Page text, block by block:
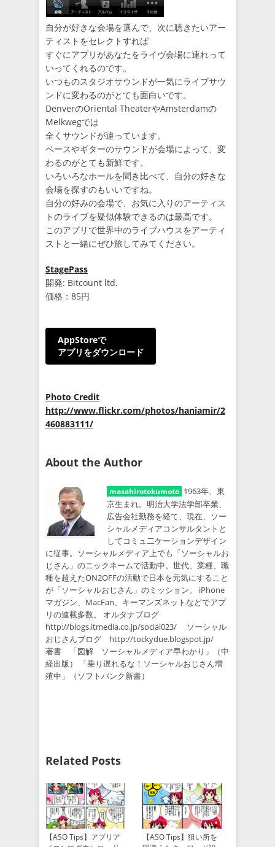
自分が好きな会場を選んで、次に聴きたいアー
ティストをセレクトすれば
すぐにアプリがあなたをライヴ会場に連れって
いってくれるのです。
いつものスタジオサウンドが一気にライブサウ
ンドに変わるのがとても面白いです。
DenverのOriental TheaterやAmsterdamの
Melkwegでは
全くサウンドが違っています。
ベースやギターのサウンドが会場によって、変
わるのがとても新鮮です。
いろいろなホールを聞き比べて、自分の好きな
会場を探すのもいいですね。
自分の好みの会場で、お気に入りのアーティス
トのライブを疑似体験できるのは最高です。
このアプリで世界中のライブハウスをアーティ
ストと一緒にぜひ旅してみてください。
StagePass
開発: Bitcount ltd.
価格：85円
AppStoreで
アプリをダウンロード
Photo Credit
http://www.flickr.com/photos/haniamir/2
460883111/
About the Author
masahirotokumoto 1963年、東
京生まれ。明治大学法学部卒業、
広告会社勤務を経て、現在、ソー
シャルメディアコンサルタントと
してコミュ二ケーションデザイン
に従事。ソーシャルメディア上でも「ソーシャルお
じさん」のニックネームで活動中。世代、業種、職
種を超えたON2OFFの活動で日本を元気にすること
が「ソーシャルおじさん」のミッション。 iPhone
マガジン、MacFan、キーマンズネットなどでアプ
リの連載多数。 オルタナブログ
http://blogs.itmedia.co.jp/social023/ ソーシャル
おじさんブログ http://tockydue.blogspot.jp/
著書 「図解 ソーシャルメディア早わかり」（中
経出版） 「乗り遅れるな！ソーシャルおじさん増
殖中」（ソフトバンク新書）
Related Posts
【ASO Tips】アプリア
【ASO Tips】狙い所を